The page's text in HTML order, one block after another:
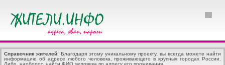
Справочник жителей . Благодаря этому уникальному проекту, вы всегда можете найти
информацию об адресе любого человека, проживающего в крупных городах России.
Либо, наоборот, найти ФИО человека по адресу его проживания.